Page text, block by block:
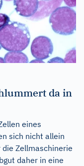
da in
eines
sich nicht allein
Zellmaschinerie
daher in eine